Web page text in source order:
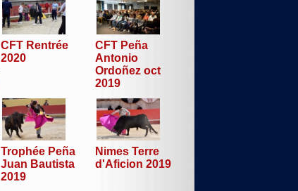
CFT Rentrée
2020
CFT Peña
Antonio
Ordoñez oct
2019
Trophée Peña
Juan Bautista
2019
Nimes Terre
d'Aficion 2019